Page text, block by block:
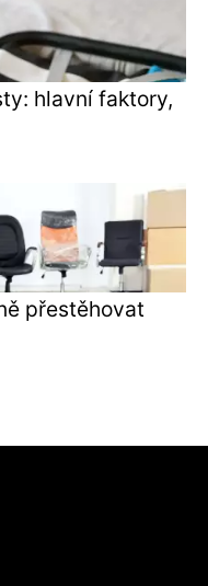
hlavní faktory,
přestěhovat